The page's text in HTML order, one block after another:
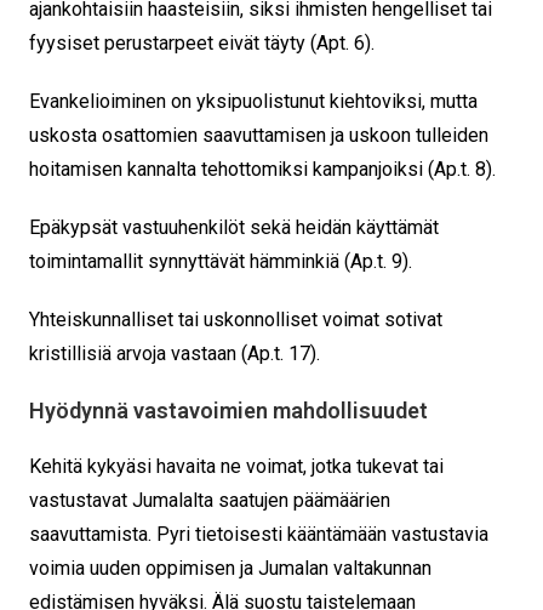
ajankohtaisiin haasteisiin, siksi ihmisten hengelliset tai
fyysiset perustarpeet eivät täyty (Apt. 6).
Evankelioiminen on yksipuolistunut kiehtoviksi, mutta
uskosta osattomien saavuttamisen ja uskoon tulleiden
hoitamisen kannalta tehottomiksi kampanjoiksi (Ap.t. 8).
Epäkypsät vastuuhenkilöt sekä heidän käyttämät
toimintamallit synnyttävät hämminkiä (Ap.t. 9).
Yhteiskunnalliset tai uskonnolliset voimat sotivat
kristillisiä arvoja vastaan (Ap.t. 17).
Hyödynnä vastavoimien mahdollisuudet
Kehitä kykyäsi havaita ne voimat, jotka tukevat tai
vastustavat Jumalalta saatujen päämäärien
saavuttamista. Pyri tietoisesti kääntämään vastustavia
voimia uuden oppimisen ja Jumalan valtakunnan
edistämisen hyväksi. Älä suostu taistelemaan